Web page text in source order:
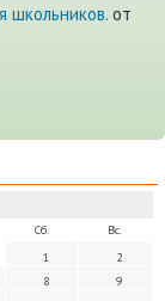
школьников. от
Сб.
Вс.
1
2
8
9